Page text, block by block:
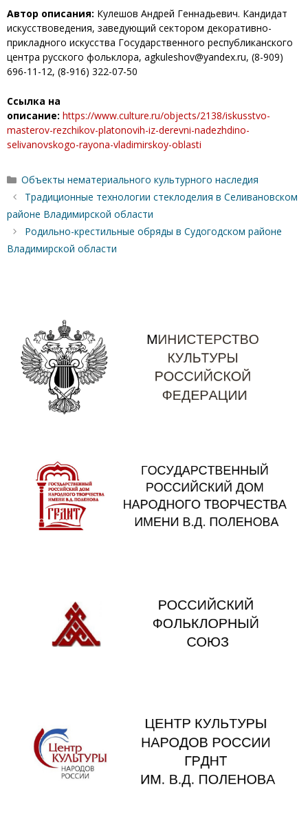
Автор описания: Кулешов Андрей Геннадьевич. Кандидат
искусствоведения, заведующий сектором декоративно-
прикладного искусства Государственного республиканского
центра русского фольклора, agkuleshov@yandex.ru, (8-909)
696-11-12, (8-916) 322-07-50
Ссылка на
описание: https://www.culture.ru/objects/2138/iskusstvo-
masterov-rezchikov-platonovih-iz-derevni-nadezhdino-
selivanovskogo-rayona-vladimirskoy-oblasti
Рубрики
Объекты нематериального культурного наследия
Традиционные технологии стеклоделия в Селивановском
районе Владимирской области
Родильно-крестильные обряды в Судогодском районе
Владимирской области